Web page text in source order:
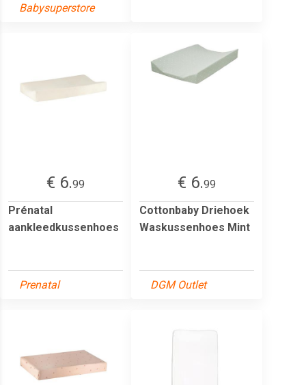
Babysuperstore
€ 6.99
Prénatal
aankleedkussenhoes
Prenatal
€ 6.99
Cottonbaby Driehoek
Waskussenhoes Mint
DGM Outlet